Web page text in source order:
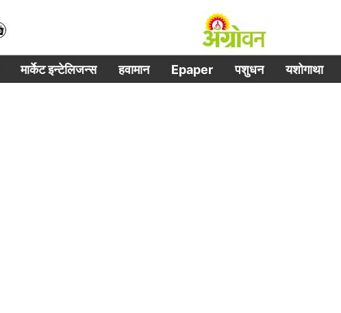
मार्केट इन्टेलिजन्स हवामान Epaper पशुधन यशोगाथा